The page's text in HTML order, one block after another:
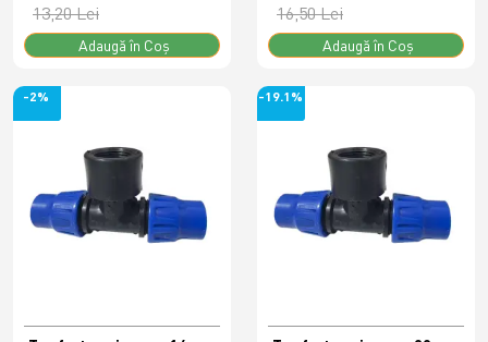
13,20 Lei
Adaugă în Coş
16,50 Lei
Adaugă în Coş
-2% -19.1%